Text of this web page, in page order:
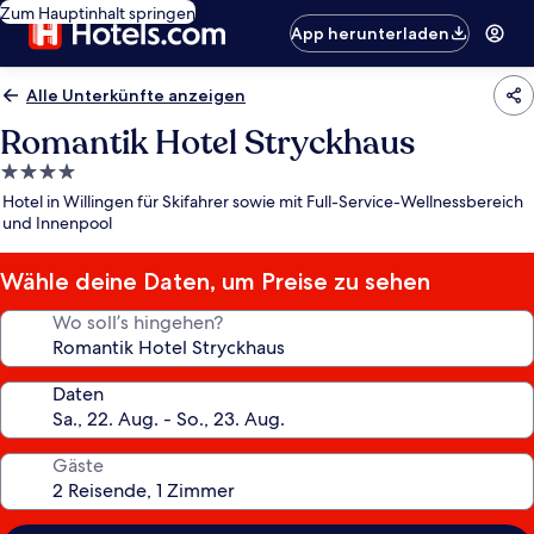
Zum Hauptinhalt springen
App herunterladen
Alle Unterkünfte anzeigen
Romantik Hotel Stryckhaus
4.0-
Sterne-
Unterkunft
Hotel in Willingen für Skifahrer sowie mit Full-Service-Wellnessbereich
und Innenpool
Wähle deine Daten, um Preise zu sehen
Wo soll’s hingehen?
Daten
Gäste